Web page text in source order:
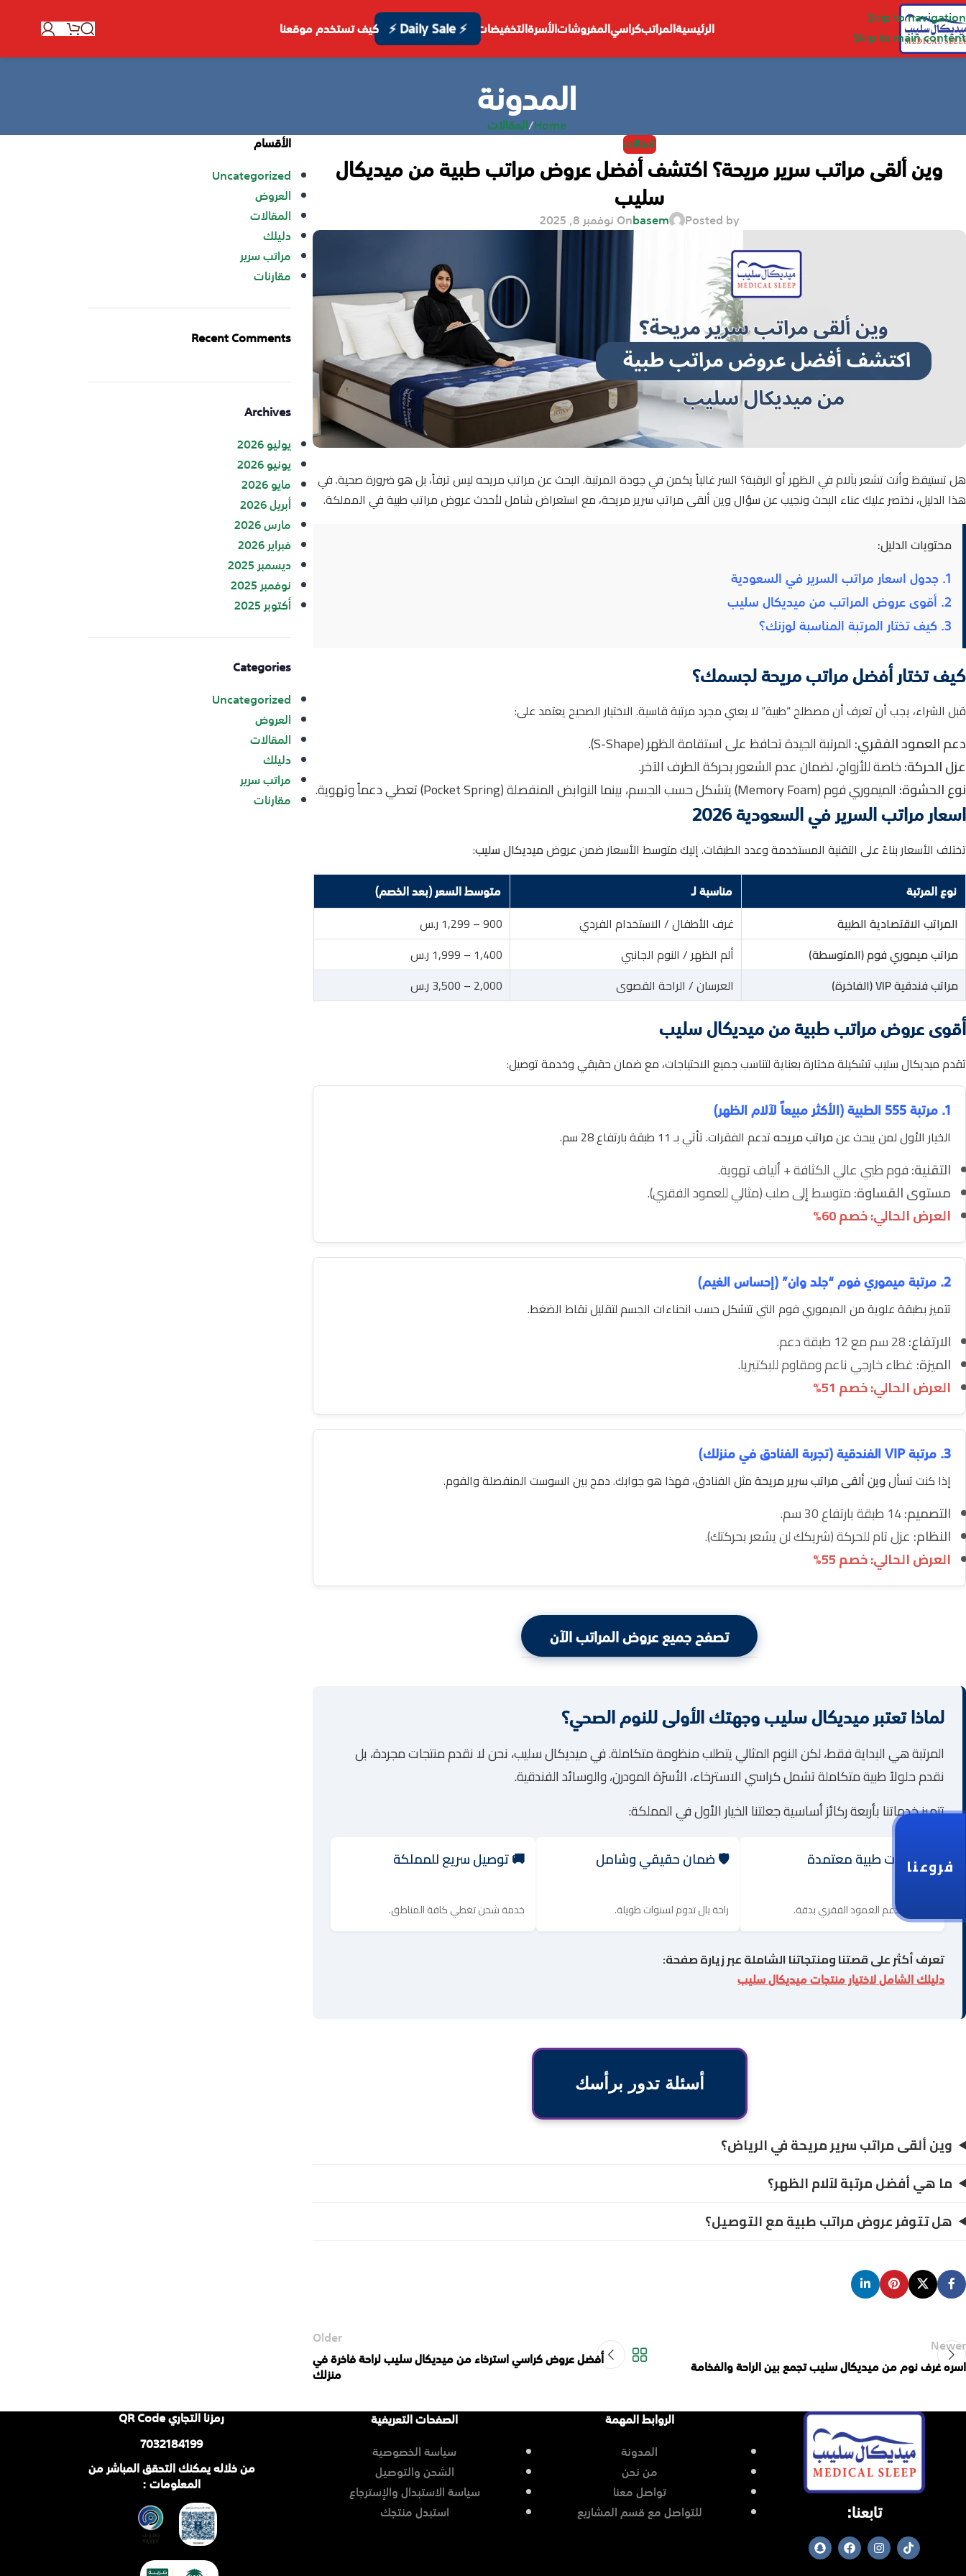
فروعنا
Skip to navigation
Skip to main content
الرئيسيةالمراتبكراسيالمفروشاتالأسرةالتخفيضات ⚡ Daily Sale ⚡ كيف تستخدم موقعنا
المدونة
Home
/المقالات
المقالات
وين ألقى مراتب سرير مريحة؟ اكتشف أفضل عروض مراتب طبية من ميديكال
سليب
Posted by
basemOn نوفمبر 8, 2025
هل تستيقظ وأنت تشعر بآلام في الظهر أو الرقبة؟ السر غالباً يكمن في جودة المرتبة. البحث عن مراتب مريحه ليس ترفاً، بل هو ضرورة صحية. في
هذا الدليل، نختصر عليك عناء البحث ونجيب عن سؤال وين ألقى مراتب سرير مريحة، مع استعراض شامل لأحدث عروض مراتب طبية في المملكة.
محتويات الدليل:
1. جدول اسعار مراتب السرير في السعودية
2. أقوى عروض المراتب من ميديكال سليب
3. كيف تختار المرتبة المناسبة لوزنك؟
كيف تختار أفضل مراتب مريحة لجسمك؟
قبل الشراء، يجب أن تعرف أن مصطلح “طبية” لا يعني مجرد مرتبة قاسية. الاختيار الصحيح يعتمد على:
دعم العمود الفقري: المرتبة الجيدة تحافظ على استقامة الظهر (S-Shape).
عزل الحركة:خاصة للأزواج، لضمان عدم الشعور بحركة الطرف الآخر.
نوع الحشوة: الميموري فوم (Memory Foam) يتشكل حسب الجسم، بينما النوابض المنفصلة (Pocket Spring) تعطي دعماً وتهوية.
اسعار مراتب السرير في السعودية 2026
تختلف الأسعار بناءً على التقنية المستخدمة وعدد الطبقات. إليك متوسط الأسعار ضمن عروضميديكال سليب:
نوع المرتبة مناسبة لـ متوسط السعر (بعد الخصم)
المراتب الاقتصادية الطبية غرف الأطفال / الاستخدام الفردي
900 – 1,299 ر.س
مراتب ميموري فوم (المتوسطة)
ألم الظهر / النوم الجانبي
1,400 – 1,999 ر.س
مراتب فندقية VIP (الفاخرة)
العرسان / الراحة القصوى 2,000 – 3,500 ر.س
أقوى عروض مراتب طبية من ميديكال سليب
تقدم ميديكال سليب تشكيلة مختارة بعناية لتناسب جميع الاحتياجات، مع ضمان حقيقي وخدمة توصيل:
1. مرتبة 555 الطبية (الأكثر مبيعاً لآلام الظهر)
الخيار الأول لمن يبحث عنمراتب مريحهتدعم الفقرات. تأتي بـ 11 طبقة بارتفاع 28 سم.
التقنية:فوم طبي عالي الكثافة + ألياف تهوية.
مستوى القساوة:متوسط إلى صلب (مثالي للعمود الفقري).
العرض الحالي: خصم 60%
2. مرتبة ميموري فوم “جلد وان” (إحساس الغيم)
تتميز بطبقة علوية من الميموري فوم التي تتشكل حسب انحناءات الجسم لتقليل نقاط الضغط.
الارتفاع:
الميزة: غطاء خارجي ناعم ومقاوم للبكتيريا.
العرض الحالي: خصم 51%
3. مرتبة VIP الفندقية (تجربة الفنادق في منزلك)
إذا كنت تسألوين ألقى مراتب سرير مريحةمثل الفنادق، فهذا هو جوابك. دمج بين السوست المنفصلة والفوم.
التصميم:
النظام: عزل تام للحركة (شريكك لن يشعر بحركتك).
العرض الحالي: خصم 55%
تصفح جميع عروض المراتب الآن
لماذا تعتبر ميديكال سليب وجهتك الأولى للنوم الصحي؟
المرتبة هي البداية فقط، لكن النوم المثالي يتطلب منظومة متكاملة. في ميديكال سليب، نحن لا نقدم منتجات مجردة، بل
نقدم حلولاً طبية متكاملة تشمل كراسي الاسترخاء، الأسرّة المودرن، والوسائد الفندقية.
تتميز خدماتنا بأربعة ركائز أساسية جعلتنا الخيار الأول في المملكة:
✅ خامات طبية معتمدة
تصاميم تدعم العمود الفقري بدقة.
🛡️ ضمان حقيقي وشامل
راحة بال تدوم لسنوات طويلة.
🚚 توصيل سريع للمملكة
خدمة شحن تغطي كافة المناطق.
تعرف أكثر على قصتنا ومنتجاتنا الشاملة عبر زيارة صفحة:
دليلك الشامل لاختيار منتجات ميديكال سليب
أسئلة تدور برأسك
وين ألقى مراتب سرير مريحة في الرياض؟
ما هي أفضل مرتبة لآلام الظهر؟
هل تتوفر عروض مراتب طبية مع التوصيل؟
Newer
اسره غرف نوم من ميديكال سليب تجمع بين الراحة والفخامة
Older
أفضل عروض كراسي استرخاء من ميديكال سليب لراحة فاخرة في
منزلك
الأقسام
Uncategorized
العروض
المقالات
دليلك
مراتب سرير
مقارنات
Recent Comments
Archives
يوليو 2026
يونيو 2026
مايو 2026
أبريل 2026
مارس 2026
فبراير 2026
ديسمبر 2025
نوفمبر 2025
أكتوبر 2025
Categories
Uncategorized
العروض
المقالات
دليلك
مراتب سرير
مقارنات
تابعنا:
الروابط المهمة
المدونة
من نحن
تواصل معنا
للتواصل مع قسم المشاريع
الصفحات التعريفية
سياسة الخصوصية
الشحن والتوصيل
سياسة الاستبدال والإسترجاع
استبدل منتجك
رمزنا التجاري QR Code
7032184199
من خلاله يمكنك التحقق المباشر من
المعلومات :